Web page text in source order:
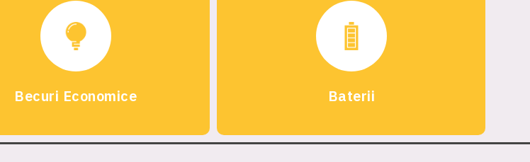
Becuri Economice Baterii